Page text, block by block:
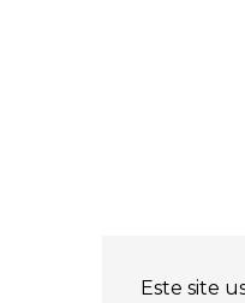
Este site